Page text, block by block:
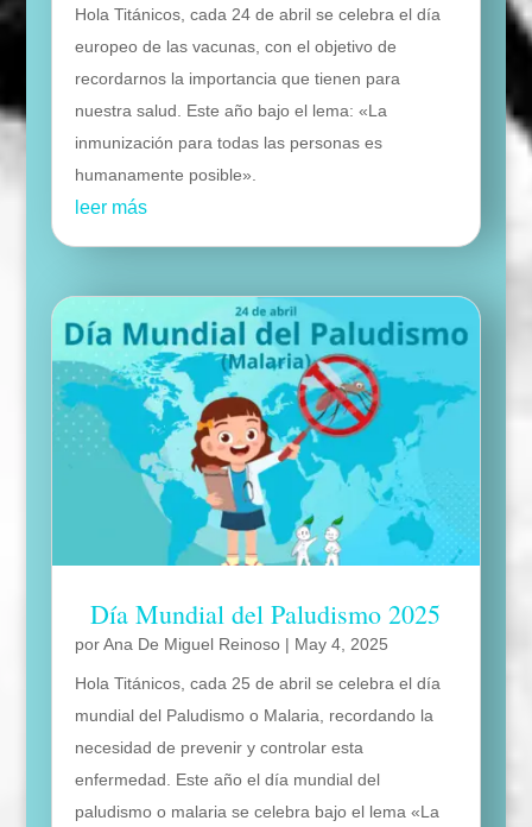
Hola Titánicos, cada 24 de abril se celebra el día
europeo de las vacunas, con el objetivo de
recordarnos la importancia que tienen para
nuestra salud. Este año bajo el lema: «La
inmunización para todas las personas es
humanamente posible».
leer más
Día Mundial del Paludismo 2025
porAna De Miguel Reinoso| May 4, 2025
Hola Titánicos, cada 25 de abril se celebra el día
mundial del Paludismo o Malaria, recordando la
necesidad de prevenir y controlar esta
enfermedad. Este año el día mundial del
paludismo o malaria se celebra bajo el lema «La